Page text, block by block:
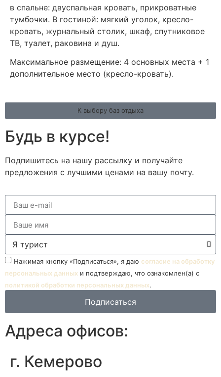
в спальне: двуспальная кровать, прикроватные
тумбочки. В гостиной: мягкий уголок, кресло-
кровать, журнальный столик, шкаф, спутниковое
ТВ, туалет, раковина и душ.
Максимальное размещение: 4 основных места + 1
дополнительное место (кресло-кровать).
К выбору баз отдыха
Будь в курсе!
Подпишитесь на нашу рассылку и получайте
предложения с лучшими ценами на вашу почту.
Нажимая кнопку «Подписаться», я даю согласие на обработку
персональных данных и подтверждаю, что ознакомлен(а) с
политикой обработки персональных данных.
Подписаться
Адреса офисов:
г. Кемерово